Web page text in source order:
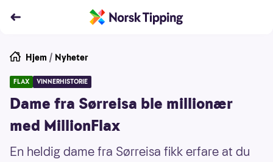
Hjem / Nyheter
FLAX VINNERHISTORIE
Dame fra Sørreisa ble millionær
med MillionFlax
En heldig dame fra Sørreisa fikk erfare at du